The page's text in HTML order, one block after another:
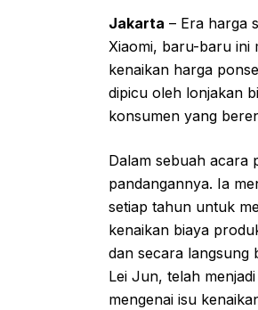
Jakarta – Era harga
Xiaomi, baru-baru ini
kenaikan harga
dipicu oleh lonjakan
konsumen yang
Dalam sebuah acara
pandangannya. Ia
setiap tahun untuk
kenaikan biaya
dan secara langsung
Lei Jun, telah
mengenai isu